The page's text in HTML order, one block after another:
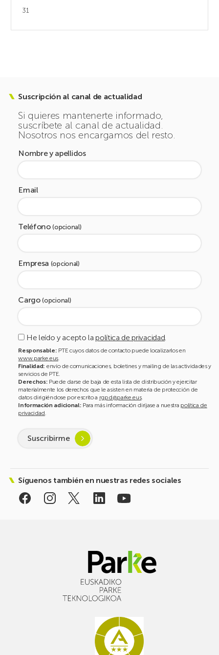
31
Suscripción al canal de actualidad
Si quieres mantenerte informado,
suscríbete al canal de actualidad.
Nosotros nos encargamos del resto.
Nombre y apellidos
Email
Teléfono(opcional)
Empresa (opcional)
Cargo(opcional)
He leído y acepto lapolítica de privacidad
Responsable: PTE cuyos datos de contacto puede localizarlos en
www.parke.eus
Finalidad: envío de comunicaciones, boletines y mailing de las actividades y
servicios de PTE.
Derechos: Puede darse de baja de esta lista de distribución y ejercitar
materialmente los derechos que le asisten en materia de protección de
datos dirigiéndose por escrito a rgpd@parke.eus.
Información adicional: Para más información diríjase a nuestra política de
privacidad
Suscribirme
Síguenos también en nuestras redes sociales